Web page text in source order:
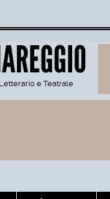
e Teatrale